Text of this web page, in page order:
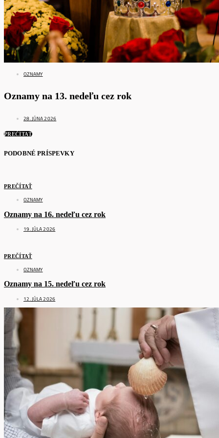
OZNAMY
Oznamy na 13. nedeľu cez rok
28. JÚNA 2026
PREČÍTAŤ
PODOBNÉ PRÍSPEVKY
PREČÍTAŤ
OZNAMY
Oznamy na 16. nedeľu cez rok
19. JÚLA 2026
PREČÍTAŤ
OZNAMY
Oznamy na 15. nedeľu cez rok
12. JÚLA 2026